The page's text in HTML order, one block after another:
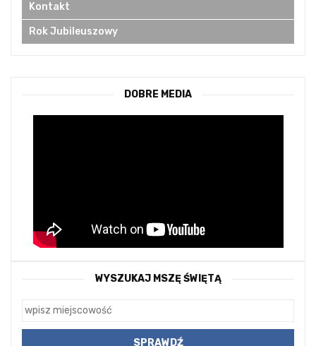
Kontakt
Rok Jubileuszowy
DOBRE MEDIA
WYSZUKAJ MSZĘ ŚWIĘTĄ